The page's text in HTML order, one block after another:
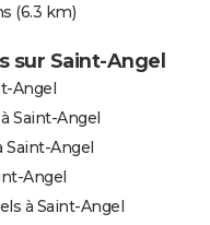
(6.3 km)
sur Saint-Angel
Angel
Saint-Angel
Saint-Angel
Angel
à Saint-Angel